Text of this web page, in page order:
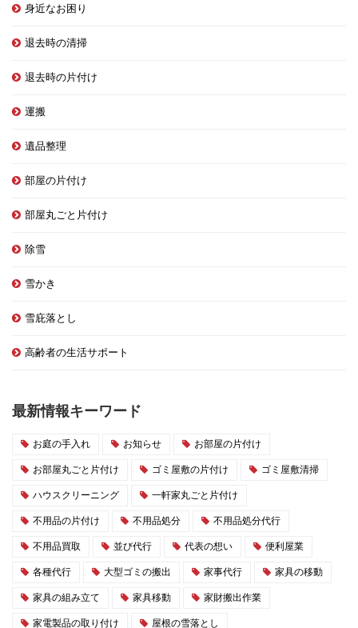
身近なお困り
退去時の清掃
退去時の片付け
運搬
遺品整理
部屋の片付け
部屋丸ごと片付け
除雪
雪かき
雪庇落とし
高齢者の生活サポート
最新情報キーワード
お庭の手入れ お知らせ お部屋の片付け
お部屋丸ごと片付け ゴミ屋敷の片付け ゴミ屋敷清掃
ハウスクリーニング 一軒家丸ごと片付け
不用品の片付け 不用品処分 不用品処分代行
不用品買取 並び代行 代表の想い 便利屋業
各種代行 大型ゴミの搬出 家事代行 家具の移動
家具の組み立て 家具移動 家財搬出作業
家電製品の取り付け 屋根の雪落とし